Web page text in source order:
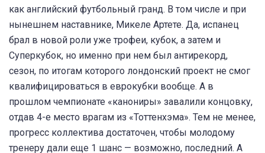
как английский футбольный гранд. В том числе и при
нынешнем наставнике, Микеле Артете. Да, испанец
брал в новой роли уже трофеи, кубок, а затем и
Суперкубок, но именно при нем был антирекорд,
сезон, по итогам которого лондонский проект не смог
квалифицироваться в еврокубки вообще. А в
прошлом чемпионате «канониры» завалили концовку,
отдав 4-е место врагам из «Тоттенхэма». Тем не менее,
прогресс коллектива достаточен, чтобы молодому
тренеру дали еще 1 шанс — возможно, последний. А